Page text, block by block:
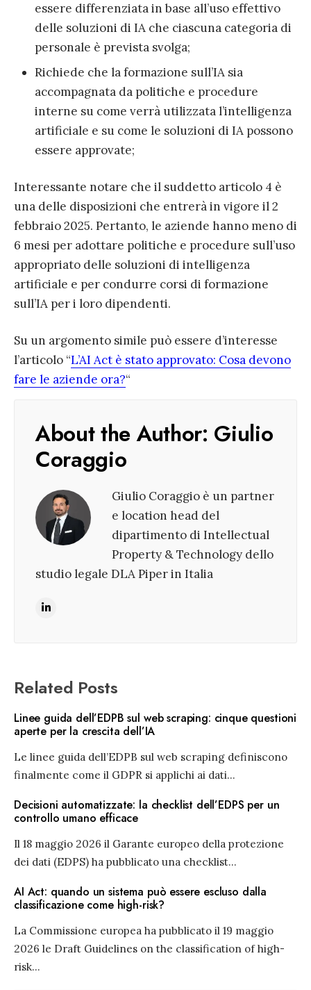
essere differenziata in base all’uso effettivo
delle soluzioni di IA che ciascuna categoria di
personale è prevista svolga;
Richiede che la formazione sull’IA sia
accompagnata da politiche e procedure
interne su come verrà utilizzata l’intelligenza
artificiale e su come le soluzioni di IA possono
essere approvate;
Interessante notare che il suddetto articolo 4 è
una delle disposizioni che entrerà in vigore il 2
febbraio 2025. Pertanto, le aziende hanno meno di
6 mesi per adottare politiche e procedure sull’uso
appropriato delle soluzioni di intelligenza
artificiale e per condurre corsi di formazione
sull’IA per i loro dipendenti.
Su un argomento simile può essere d’interesse
l’articolo “L’AI Act è stato approvato: Cosa devono
fare le aziende ora?“
About the Author: Giulio
Coraggio
Giulio Coraggio è un partner
e location head del
dipartimento di Intellectual
Property & Technology dello
studio legale DLA Piper in Italia
Related Posts
Linee guida dell’EDPB sul web scraping: cinque questioni
aperte per la crescita dell’IA
Le linee guida dell’EDPB sul web scraping definiscono
finalmente come il GDPR si applichi ai dati...
Decisioni automatizzate: la checklist dell’EDPS per un
controllo umano efficace
Il 18 maggio 2026 il Garante europeo della protezione
dei dati (EDPS) ha pubblicato una checklist...
AI Act: quando un sistema può essere escluso dalla
classificazione come high-risk?
La Commissione europea ha pubblicato il 19 maggio
2026 le Draft Guidelines on the classification of high-
risk...